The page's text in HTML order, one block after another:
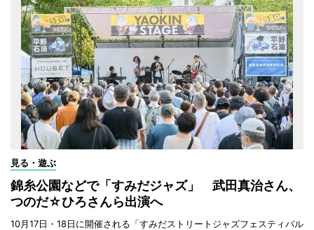
見る・遊ぶ
錦糸公園などで「すみだジャズ」 武田真治さん、
つのだ☆ひろさんら出演へ
10月17日・18日に開催される「すみだストリートジャズフェスティバル